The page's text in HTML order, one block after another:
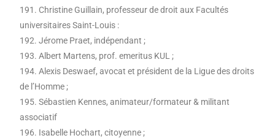
191. Christine Guillain, professeur de droit aux Facultés
universitaires Saint-Louis :
192. Jérome Praet, indépendant ;
193. Albert Martens, prof. emeritus KUL ;
194. Alexis Deswaef, avocat et président de la Ligue des droits
de l’Homme ;
195. Sébastien Kennes, animateur/formateur & militant
associatif
196. Isabelle Hochart, citoyenne ;